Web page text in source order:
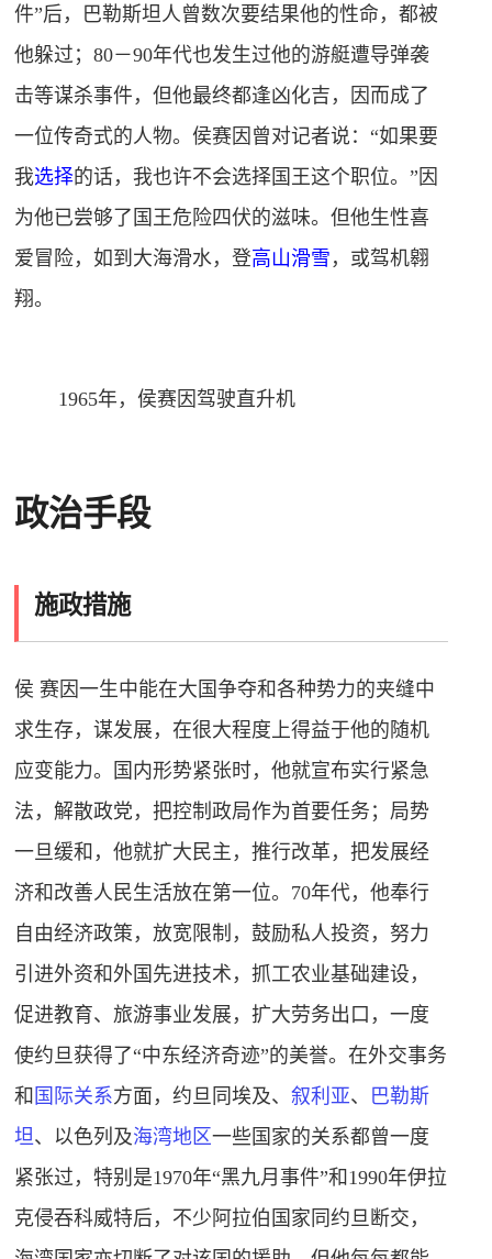
件”后，巴勒斯坦人曾数次要结果他的性命，都被
他躲过；80－90年代也发生过他的游艇遭导弹袭
击等谋杀事件，但他最终都逢凶化吉，因而成了
一位传奇式的人物。侯赛因曾对记者说：“如果要
我选择的话，我也许不会选择国王这个职位。”因
为他已尝够了国王危险四伏的滋味。但他生性喜
爱冒险，如到大海滑水，登高山滑雪 ，或驾机翱
翔。
1965年，侯赛因驾驶直升机
政治手段
施政措施
侯 赛因一生中能在大国争夺和各种势力的夹缝中
求生存，谋发展，在很大程度上得益于他的随机
应变能力。国内形势紧张时，他就宣布实行紧急
法，解散政党，把控制政局作为首要任务；局势
一旦缓和，他就扩大民主，推行改革，把发展经
济和改善人民生活放在第一位。70年代，他奉行
自由经济政策，放宽限制，鼓励私人投资，努力
引进外资和外国先进技术，抓工农业基础建设，
促进教育、旅游事业发展，扩大劳务出口，一度
使约旦获得了“中东经济奇迹”的美誉。在外交事务
和 国际关系方面，约旦同埃及、叙利亚、 巴勒斯
坦、以色列及海湾地区一些国家的关系都曾一度
紧张过，特别是1970年“黑九月事件”和1990年伊拉
克侵吞科威特后，不少阿拉伯国家同约旦断交，